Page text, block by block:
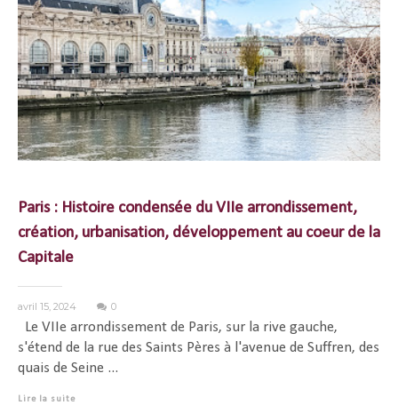
Paris : Histoire condensée du VIIe arrondissement,
création, urbanisation, développement au coeur de la
Capitale
avril 15, 2024 0
Le VIIe arrondissement de Paris, sur la rive gauche,
s'étend de la rue des Saints Pères à l'avenue de Suffren, des
quais de Seine ...
Lire la suite